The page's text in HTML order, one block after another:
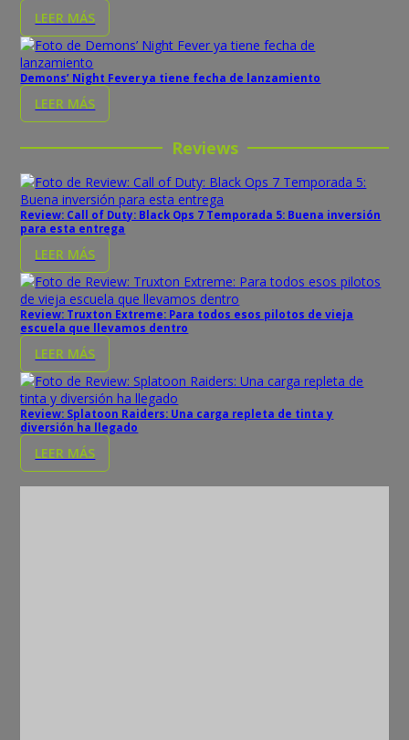
LEER MÁS
Demons’ Night Fever ya tiene fecha de lanzamiento
LEER MÁS
Reviews
Review: Call of Duty: Black Ops 7 Temporada 5: Buena inversión
para esta entrega
LEER MÁS
Review: Truxton Extreme: Para todos esos pilotos de vieja
escuela que llevamos dentro
LEER MÁS
Review: Splatoon Raiders: Una carga repleta de tinta y
diversión ha llegado
LEER MÁS